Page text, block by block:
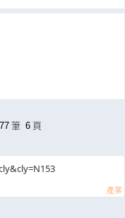
77 筆 6 頁